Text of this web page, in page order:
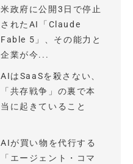
米政府に公開3日で停止
されたAI「Claude
Fable 5」、その能力と
企業が今...
AIはSaaSを殺さない、
「共存戦争」の裏で本
当に起きていること
AIが買い物を代行する
「エージェント・コマ